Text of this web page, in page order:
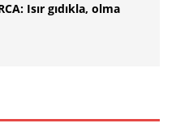
Isır gıdıkla, olma